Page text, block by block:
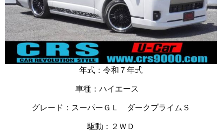
年式：令和７年式
車種：ハイエース
グレード：スーパーＧＬ ダークプライムＳ
駆動：２ＷＤ